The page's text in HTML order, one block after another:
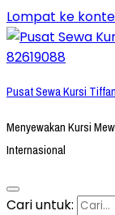
Lompat ke
Pusat Sewa Kursi
Menyewakan Kursi
Internasional
Cari untuk: